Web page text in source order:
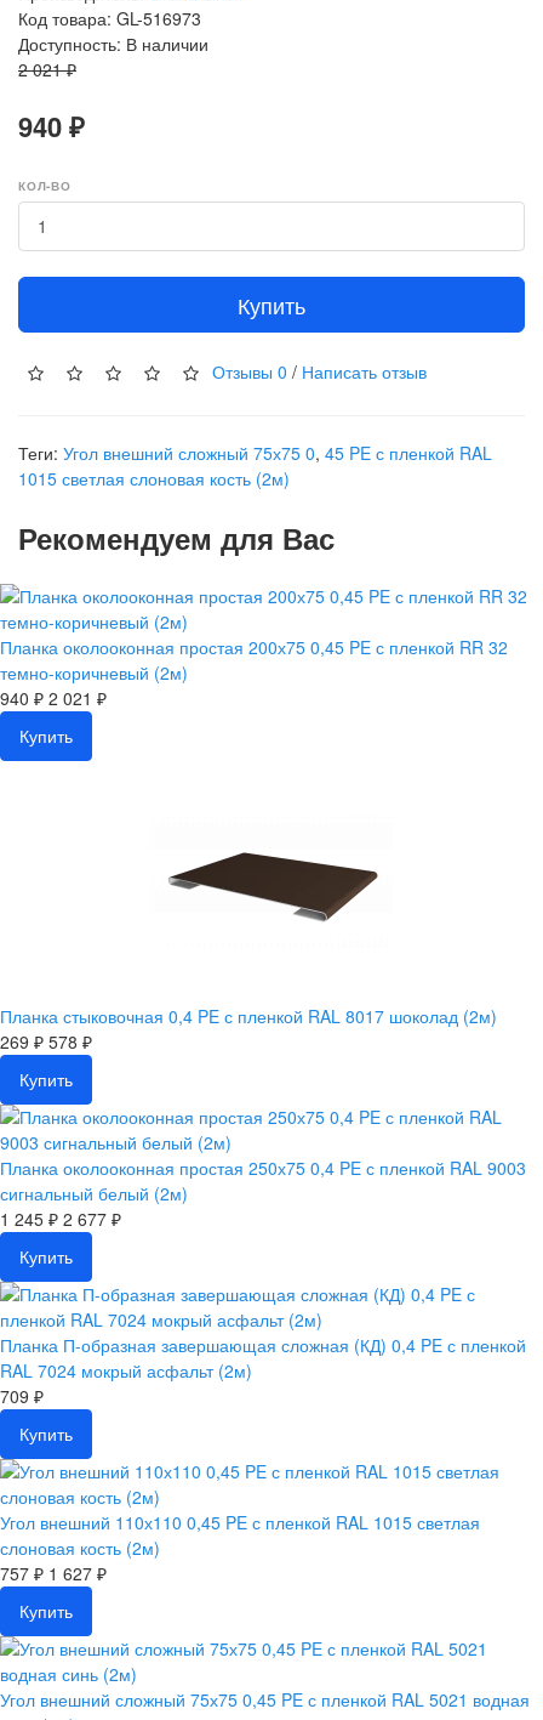
Код товара: GL-516973
Доступность: В наличии
2 021 ₽
940 ₽
КОЛ-ВО
Купить
Отзывы 0 / Написать отзыв
Теги: Угол внешний сложный 75х75 0, 45 PE с пленкой RAL
1015 светлая слоновая кость (2м)
Рекомендуем для Вас
Планка околооконная простая 200х75 0,45 PE с пленкой RR 32
темно-коричневый (2м)
940 ₽ 2 021 ₽
Купить
Планка стыковочная 0,4 PE с пленкой RAL 8017 шоколад (2м)
269 ₽ 578 ₽
Купить
Планка околооконная простая 250х75 0,4 PE с пленкой RAL 9003
сигнальный белый (2м)
1 245 ₽ 2 677 ₽
Купить
Планка П-образная завершающая сложная (КД) 0,4 PE с пленкой
RAL 7024 мокрый асфальт (2м)
709 ₽
Купить
Угол внешний 110х110 0,45 PE с пленкой RAL 1015 светлая
слоновая кость (2м)
757 ₽ 1 627 ₽
Купить
Угол внешний сложный 75х75 0,45 PE с пленкой RAL 5021 водная